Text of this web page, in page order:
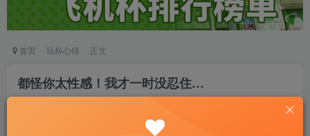
首页 玩杯心得 正文
都怪你太性感！我才一时没忍住…
私信